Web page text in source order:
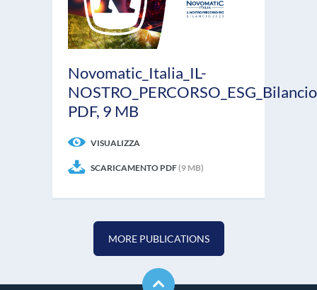
Novomatic_Italia_IL-
PDF, 9 MB
VISUALIZZA
SCARICAMENTO PDF(9 MB)
MORE PUBLICATIONS